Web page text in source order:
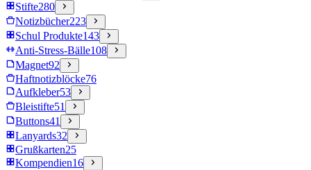
Stifte280
Notizbücher223
Schul Produkte143
Anti-Stress-Bälle108
Magnet92
Haftnotizblöcke76
Aufkleber53
Bleistifte51
Buttons41
Lanyards32
Grußkarten25
Kompendien16